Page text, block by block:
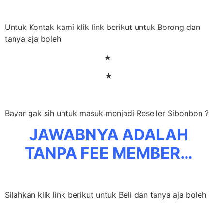
Untuk Kontak kami klik link berikut untuk Borong dan
tanya aja boleh
★
★
Bayar gak sih untuk masuk menjadi Reseller Sibonbon ?
JAWABNYA ADALAH
TANPA FEE MEMBER…
Silahkan klik link berikut untuk Beli dan tanya aja boleh